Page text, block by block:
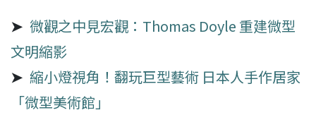
➤ 微觀之中見宏觀：Thomas Doyle 重建微型
文明縮影
➤ 縮小燈視角！翻玩巨型藝術 日本人手作居家
「微型美術館」